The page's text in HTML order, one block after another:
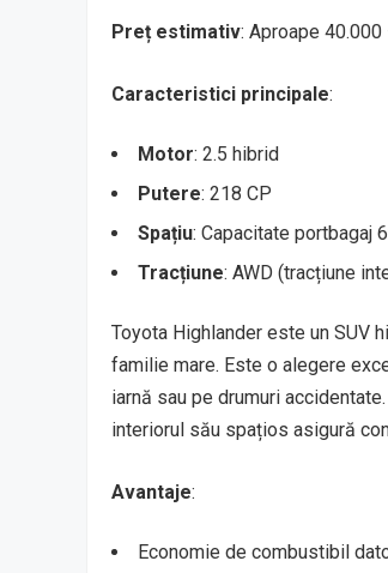
Preț estimativ: Aproape
Caracteristici principale:
Motor: 2.5 hibrid
Putere: 218 CP
Spațiu: Capacitate portbagaj
Tracțiune: AWD (tracțiune
Toyota Highlander este un SUV
familie mare. Este o alegere
iarnă sau pe drumuri
interiorul său spațios asigură
Avantaje:
Economie de combustibil